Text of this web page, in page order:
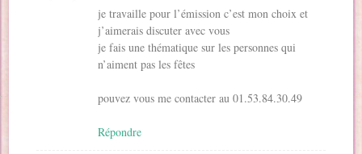
je travaille pour l’émission c’est mon choix et
j’aimerais discuter avec vous
je fais une thématique sur les personnes qui
n’aiment pas les fêtes
pouvez vous me contacter au 01.53.84.30.49
Répondre